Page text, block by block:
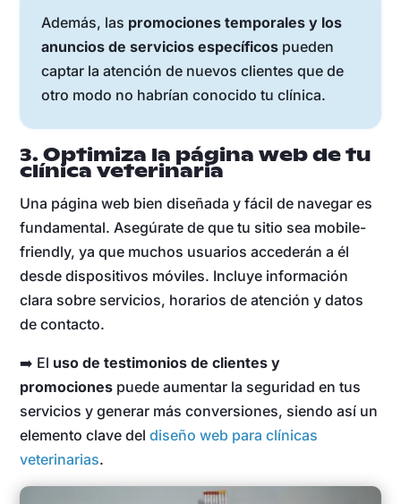
Además, las promociones temporales y los
anuncios de servicios específicos pueden
captar la atención de nuevos clientes que de
otro modo no habrían conocido tu clínica.
3. Optimiza la página web de tu
clínica veterinaria
Una página web bien diseñada y fácil de navegar es
fundamental. Asegúrate de que tu sitio sea mobile-
friendly, ya que muchos usuarios accederán a él
desde dispositivos móviles. Incluye información
clara sobre servicios, horarios de atención y datos
de contacto.
➡️ El uso de testimonios de clientes y
promociones puede aumentar la seguridad en tus
servicios y generar más conversiones, siendo así un
elemento clave deldiseño web para clínicas
veterinarias.